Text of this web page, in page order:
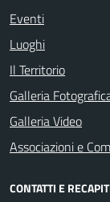
Eventi
Luoghi
Il Territorio
Galleria
Galleria Video
Associazioni e
CONTATTI E